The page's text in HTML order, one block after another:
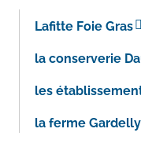
Lafitte Foie Gras
la conserverie
les
la ferme Gardelly